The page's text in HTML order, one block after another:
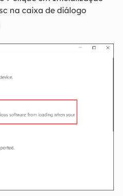
na caixa de diálogo